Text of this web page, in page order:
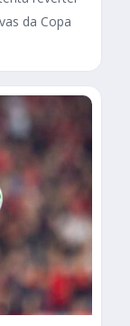
da Copa